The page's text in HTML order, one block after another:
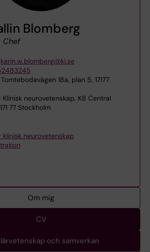
Blomberg
Chef
karin.w.blomberg@ki.se
Tomtebodavägen 18a, plan 5, 17177
Klinisk neurovetenskap, K8 Central
77 Stockholm
neurovetenskap
Om mig
CV
och samverkan